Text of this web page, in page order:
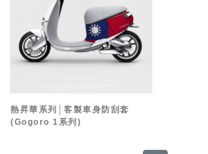
熱昇華系列│客製車身防刮套
(Gogoro 1系列)